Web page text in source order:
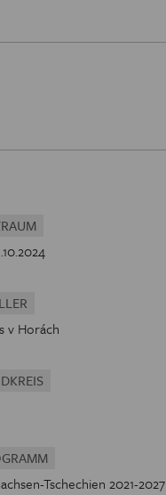
v Horách
Tschechien 2021-2027